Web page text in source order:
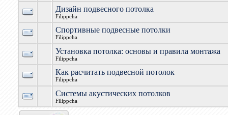
Дизайн подвесного потолка
Filippcha
Спортивные подвесные потолки
Filippcha
Установка потолка: основы и правила монтажа
Filippcha
Как расчитать подвесной потолок
Filippcha
Системы акустических потолков
Filippcha